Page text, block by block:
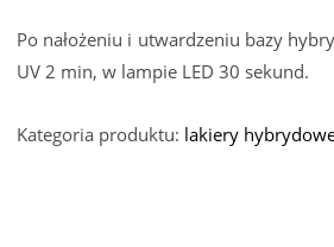
Po nałożeniu i utwardzeniu bazy
UV 2 min, w lampie LED 30 sekund.
Kategoria produktu: lakiery